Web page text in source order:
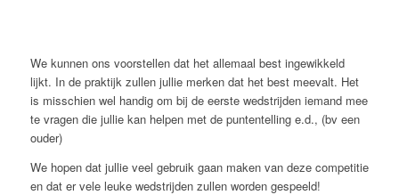
We kunnen ons voorstellen dat het allemaal best ingewikkeld
lijkt. In de praktijk zullen jullie merken dat het best meevalt. Het
is misschien wel handig om bij de eerste wedstrijden iemand mee
te vragen die jullie kan helpen met de puntentelling e.d., (bv een
ouder)
We hopen dat jullie veel gebruik gaan maken van deze competitie
en dat er vele leuke wedstrijden zullen worden gespeeld!